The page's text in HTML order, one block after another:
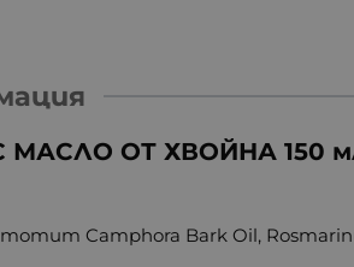
ОТ ХВОЙНА 150
Camphora Bark Oil,